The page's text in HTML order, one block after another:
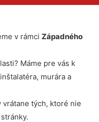
v rámci Západného
Máme pre vás k
murára a
vrátane tých, ktoré nie